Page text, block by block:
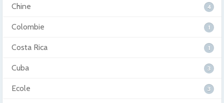
Chine 4
Colombie 1
Costa Rica 1
Cuba 3
Ecole 3